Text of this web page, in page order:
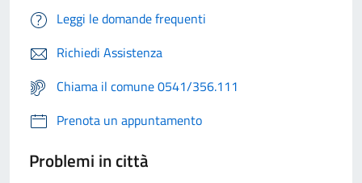
Leggi le domande frequenti
Richiedi Assistenza
Chiama il comune 0541/356.111
Prenota un appuntamento
Problemi in città